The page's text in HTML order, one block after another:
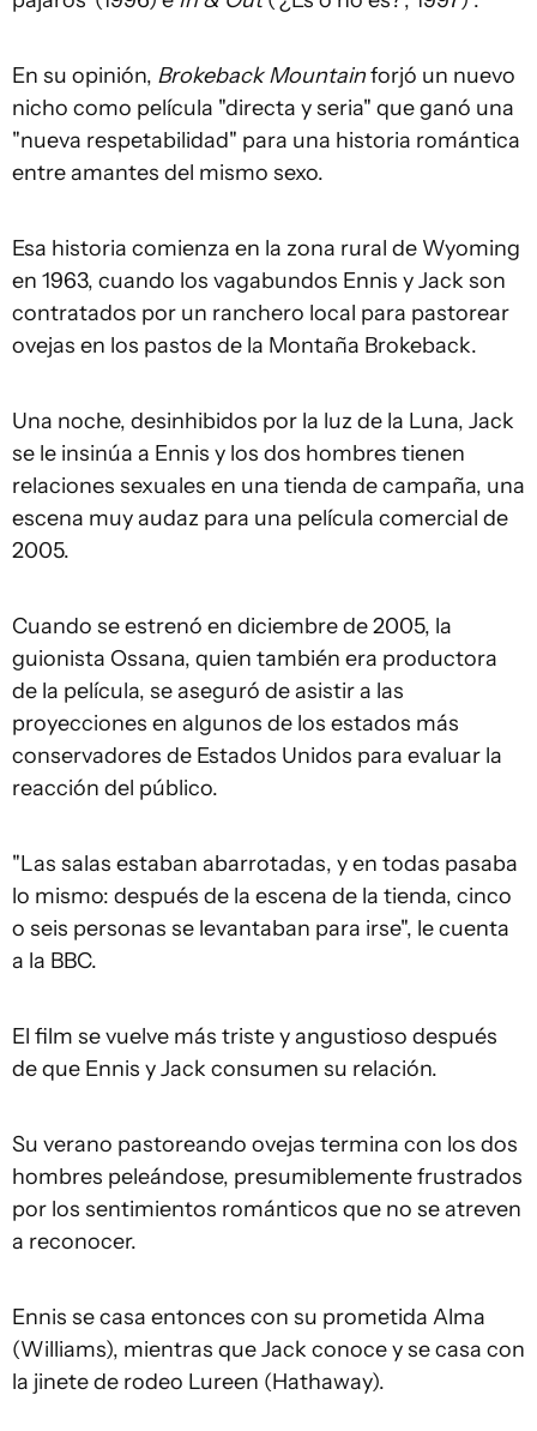
En su opinión, Brokeback Mountainforjó un nuevo
nicho como película "directa y seria" que ganó una
"nueva respetabilidad" para una historia romántica
entre amantes del mismo sexo.
Esa historia comienza en la zona rural de Wyoming
en 1963, cuando los vagabundos Ennis y Jack son
contratados por un ranchero local para pastorear
ovejas en los pastos de la Montaña Brokeback.
Una noche, desinhibidos por la luz de la Luna, Jack
se le insinúa a Ennis y los dos hombres tienen
relaciones sexuales en una tienda de campaña, una
escena muy audaz para una película comercial de
2005.
Cuando se estrenó en diciembre de 2005, la
guionista Ossana, quien también era productora
de la película, se aseguró de asistir a las
proyecciones en algunos de los estados más
conservadores de Estados Unidos para evaluar la
reacción del público.
"Las salas estaban abarrotadas, y en todas pasaba
lo mismo: después de la escena de la tienda, cinco
o seis personas se levantaban para irse", le cuenta
a la BBC.
El film se vuelve más triste y angustioso después
de que Ennis y Jack consumen su relación.
Su verano pastoreando ovejas termina con los dos
hombres peleándose, presumiblemente frustrados
por los sentimientos románticos que no se atreven
a reconocer.
Ennis se casa entonces con su prometida Alma
(Williams), mientras que Jack conoce y se casa con
la jinete de rodeo Lureen (Hathaway).